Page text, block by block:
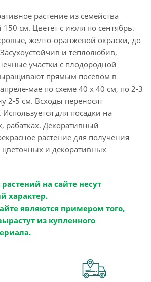
растение из семейства
см. Цветет с июля по сентябрь.
желто-оранжевой окраски, до
и теплолюбив,
участки с плодородной
прямым посевом в
мае по схеме 40 х 40 см, по 2-3
2-5 см. Всходы переносят
для посадки на
рабатках. Декоративный
растение для получения
цветочных и декоративных
на сайте несут
характер.
являются примером того,
из купленного